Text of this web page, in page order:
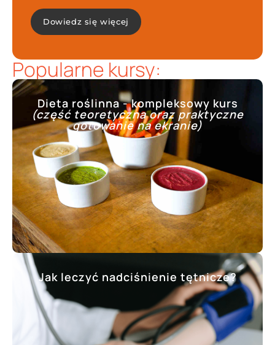
Dowiedz się więcej
Popularne kursy:
Dieta roślinna - kompleksowy kurs
(część teoretyczna oraz praktyczne
gotowanie na ekranie)
Jak leczyć nadciśnienie tętnicze?